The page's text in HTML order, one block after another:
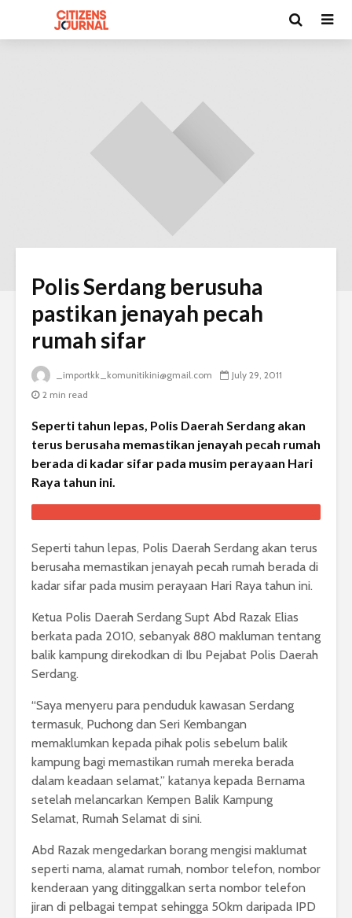
Polis Serdang berusuha
pastikan jenayah pecah
rumah sifar
_importkk_komunitikini@gmail.com
July 29, 2011
2 min read
Seperti tahun lepas, Polis Daerah Serdang akan
terus berusaha memastikan jenayah pecah rumah
berada di kadar sifar pada musim perayaan Hari
Raya tahun ini.
Seperti tahun lepas, Polis Daerah Serdang akan terus
berusaha memastikan jenayah pecah rumah berada di
kadar sifar pada musim perayaan Hari Raya tahun ini.
Ketua Polis Daerah Serdang Supt Abd Razak Elias
berkata pada 2010, sebanyak 880 makluman tentang
balik kampung direkodkan di Ibu Pejabat Polis Daerah
Serdang.
“Saya menyeru para penduduk kawasan Serdang
termasuk, Puchong dan Seri Kembangan
memaklumkan kepada pihak polis sebelum balik
kampung bagi memastikan rumah mereka berada
dalam keadaan selamat,” katanya kepada Bernama
setelah melancarkan Kempen Balik Kampung
Selamat, Rumah Selamat di sini.
Abd Razak mengedarkan borang mengisi maklumat
seperti nama, alamat rumah, nombor telefon, nombor
kenderaan yang ditinggalkan serta nombor telefon
jiran di pelbagai tempat sehingga 50km daripada IPD